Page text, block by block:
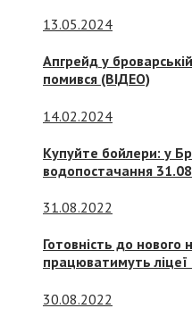
13.05.2024
Апгрейд у
помився (ВІДЕО)
14.02.2024
Купуйте бойлери: у
водопостачання
31.08.2022
Готовність до нового
працюватимуть
30.08.2022